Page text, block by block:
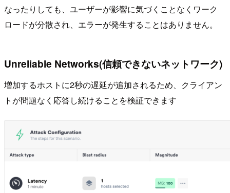
なったりしても、ユーザーが影響に気づくことなくワーク
ロードが分散され、エラーが発生することはありません。
Unreliable Networks(信頼できないネットワーク)
増加するホストに2秒の遅延が追加されるため、クライアン
トが問題なく応答し続けることを検証できます